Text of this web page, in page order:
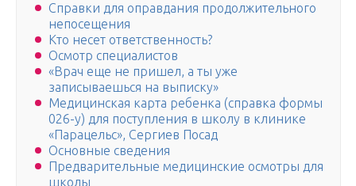
Справки для оправдания продолжительного
непосещения
Кто несет ответственность?
Осмотр специалистов
«Врач еще не пришел, а ты уже
записываешься на выписку»
Медицинская карта ребенка (справка формы
026-у) для поступления в школу в клинике
«Парацельс», Сергиев Посад
Основные сведения
Предварительные медицинские осмотры для
школы